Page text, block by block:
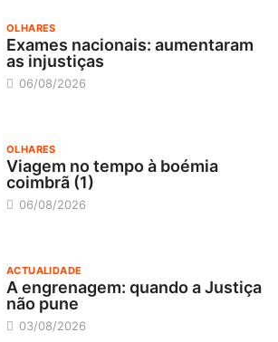
OLHARES
Exames nacionais: aumentaram
as injustiças
06/08/2026
OLHARES
Viagem no tempo à boémia
coimbrã (1)
06/08/2026
ACTUALIDADE
A engrenagem: quando a Justiça
não pune
03/08/2026